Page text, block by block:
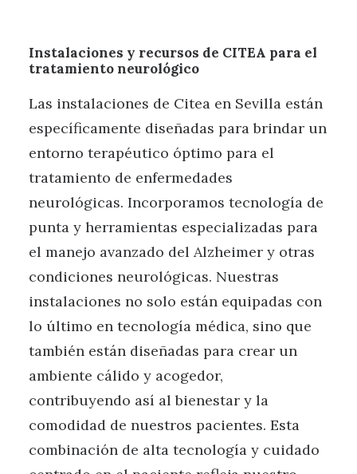
Instalaciones y recursos de CITEA para el
tratamiento neurológico
Las instalaciones de Citea en Sevilla están
específicamente diseñadas para brindar un
entorno terapéutico óptimo para el
tratamiento de enfermedades
neurológicas. Incorporamos tecnología de
punta y herramientas especializadas para
el manejo avanzado del Alzheimer y otras
condiciones neurológicas. Nuestras
instalaciones no solo están equipadas con
lo último en tecnología médica, sino que
también están diseñadas para crear un
ambiente cálido y acogedor,
contribuyendo así al bienestar y la
comodidad de nuestros pacientes. Esta
combinación de alta tecnología y cuidado